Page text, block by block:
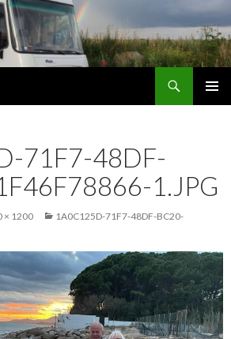
71F7-48DF-
1.JPG
× 1200
1A0C125D-71F7-48DF-BC20-